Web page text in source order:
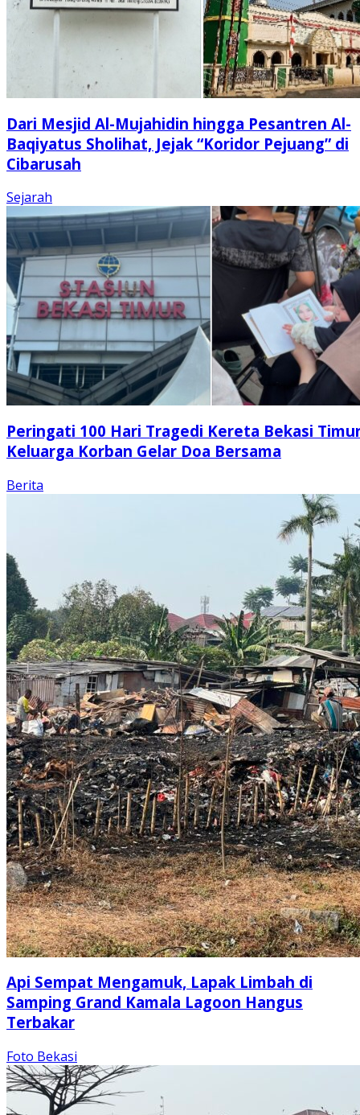
Dari Mesjid Al-Mujahidin hingga Pesantren Al-
Baqiyatus Sholihat, Jejak “Koridor Pejuang” di
Cibarusah
Sejarah
Peringati 100 Hari Tragedi Kereta Bekasi
Keluarga Korban Gelar Doa Bersama
Berita
Api Sempat Mengamuk, Lapak Limbah di
Samping Grand Kamala Lagoon Hangus
Terbakar
Foto Bekasi